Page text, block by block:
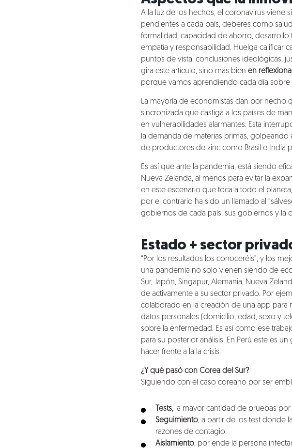
A la luz de los hechos, el coronavirus viene
pendientes a cada país, deberes como
formalidad, capacidad de ahorro,
empatía y responsabilidad. Huelga calificar
puntos de vista, conclusiones ideológicas,
gira este artículo, sino más bien en
porque vamos aprendiendo cada día
La mayoría de economistas dan por hecho
sincronizada que castiga a los países de
en vulnerabilidades alarmantes. Esta
la demanda de materias primas,
de productores de zinc como Brasil e India
Es así que ante la pandemia, está siendo
Nueva Zelanda, al menos para evitar la
en este escenario que toca a todo el
por el contrario ha sido un llamado al
gobiernos de cada país, sus gobiernos y la
Estado + sector
“Por los resultados los conoceréis”, y los
una pandemia no solo vienen siendo de
Sur, Japón, Singapur, Alemania, Nueva
de activamente a su sector privado. Por
colaborado en la creación de una app para
datos personales (domicilio, edad, sexo y
sobre la enfermedad. Es así como ese
para su posterior análisis. En Perú este es
hacer frente a la la crisis.
¿Y qué pasó con Corea del Sur?
Siguiendo con el caso coreano por ser
Tests, la mayor cantidad de pruebas
Seguimiento, a partir de los test donde
razones de contagio.
Aislamiento, por ende la persona